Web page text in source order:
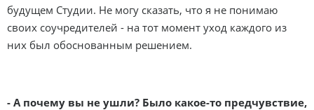
будущем Студии. Не могу сказать, что я не понимаю
своих соучредителей - на тот момент уход каждого из
них был обоснованным решением.
- А почему вы не ушли? Было какое-то предчувствие,